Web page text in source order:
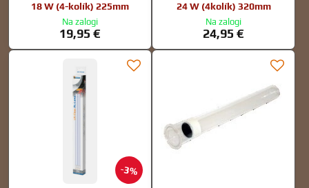
18 W (4-kolík) 225mm
Na zalogi
19,95 €
24 W (4kolík) 320mm
Na zalogi
24,95 €
3%